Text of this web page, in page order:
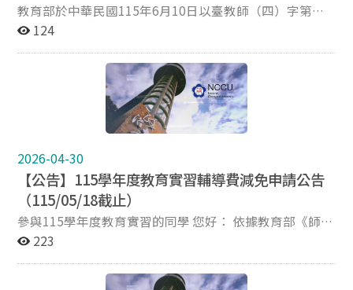
教育部於中華民國115年6月10日以臺教師（四）字第
1152601227A號令修正發布「教育部補助師資培育之大學
（https://edu.law.moe.gov.tw）下載。 若對本行政規則
修正有任何疑問，請逕洽教育部師資培育及藝術教育司謝
專員，電話：（02）7736-6309。 檢附發布令影本、行政
規則修正規定、第五點附表各1份。
124
2026-04-30
【公告】115學年度教育實習輔導費減免申請公告
（115/05/18截止）
參與115學年度教育實習的同學 您好： 依據教育部《師資
培育之大學及教育實習機構辦理教育實習辦法》第25條、
《國立政治大學教育實習輔導費收退費暨減免作業要點》
223